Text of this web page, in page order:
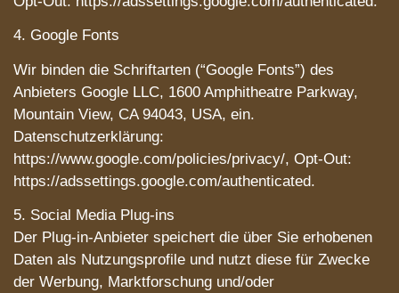
4. Google Fonts
Wir binden die Schriftarten (“Google Fonts”) des
Anbieters Google LLC, 1600 Amphitheatre Parkway,
Mountain View, CA 94043, USA, ein.
Datenschutzerklärung:
https://www.google.com/policies/privacy/, Opt-Out:
https://adssettings.google.com/authenticated.
5. Social Media Plug-ins
Der Plug-in-Anbieter speichert die über Sie erhobenen
Daten als Nutzungsprofile und nutzt diese für Zwecke
der Werbung, Marktforschung und/oder